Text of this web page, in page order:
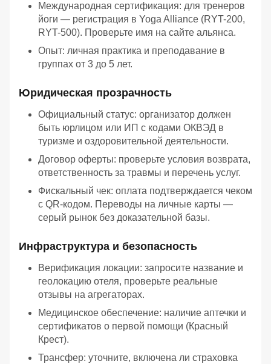
Международная сертификация: для тренеров
йоги — регистрация в Yoga Alliance (RYT-200,
RYT-500). Проверьте имя на сайте альянса.
Опыт: личная практика и преподавание в
группах от 3 до 5 лет.
Юридическая прозрачность
Официальный статус: организатор должен
быть юрлицом или ИП с кодами ОКВЭД в
туризме и оздоровительной деятельности.
Договор оферты: проверьте условия возврата,
ответственность за травмы и перечень услуг.
Фискальный чек: оплата подтверждается чеком
с QR-кодом. Переводы на личные карты —
серый рынок без доказательной базы.
Инфраструктура и безопасность
Верификация локации: запросите название и
геолокацию отеля, проверьте реальные
отзывы на агрегаторах.
Медицинское обеспечение: наличие аптечки и
сертификатов о первой помощи (Красный
Крест).
Трансфер: уточните, включена ли страховка